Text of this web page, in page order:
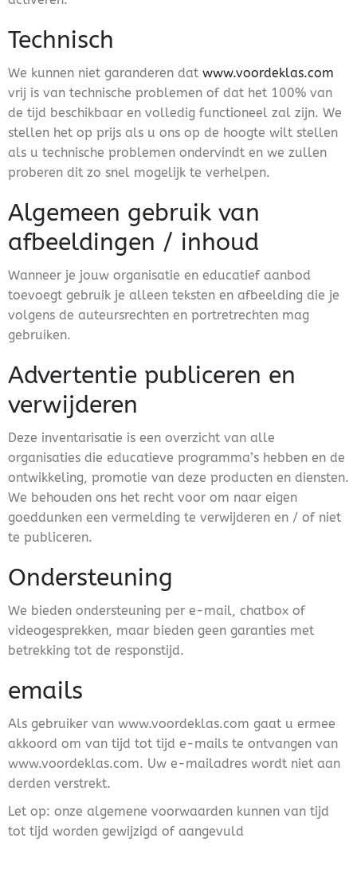
Technisch
We kunnen niet garanderen dat www.voordeklas.com
vrij is van technische problemen of dat het 100% van
de tijd beschikbaar en volledig functioneel zal zijn. We
stellen het op prijs als u ons op de hoogte wilt stellen
als u technische problemen ondervindt en we zullen
proberen dit zo snel mogelijk te verhelpen.
Algemeen gebruik van
afbeeldingen / inhoud
Wanneer je jouw organisatie en educatief aanbod
toevoegt gebruik je alleen teksten en afbeelding die je
volgens de auteursrechten en portretrechten mag
gebruiken.
Advertentie publiceren en
verwijderen
Deze inventarisatie is een overzicht van alle
organisaties die educatieve programma’s hebben en de
ontwikkeling, promotie van deze producten en diensten.
We behouden ons het recht voor om naar eigen
goeddunken een vermelding te verwijderen en / of niet
te publiceren.
Ondersteuning
We bieden ondersteuning per e-mail, chatbox of
videogesprekken, maar bieden geen garanties met
betrekking tot de responstijd.
emails
Als gebruiker van www.voordeklas.com gaat u ermee
akkoord om van tijd tot tijd e-mails te ontvangen van
www.voordeklas.com. Uw e-mailadres wordt niet aan
derden verstrekt.
Let op: onze algemene voorwaarden kunnen van tijd
tot tijd worden gewijzigd of aangevuld